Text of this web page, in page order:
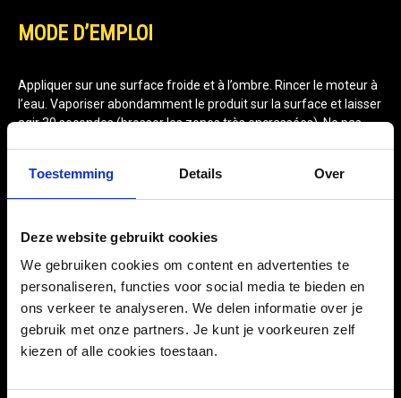
Toestemming Details Over
Deze website gebruikt cookies
We gebruiken cookies om content en advertenties te
personaliseren, functies voor social media te bieden en
ons verkeer te analyseren. We delen informatie over je
gebruik met onze partners. Je kunt je voorkeuren zelf
kiezen of alle cookies toestaan.
MODE D’EMPLOI
Appliquer sur une surface froide et à l’ombre. Rincer le moteur à
l’eau. Vaporiser abondamment le produit sur la surface et laisser
agir 30 secondes (brosser les zones très encrassées). Ne pas
l’Embelliseur Moteur Meguiar’s pour apporter à votre moteur
éclat et protection.
instructions du constructeur avant usage.
CARACTÉRISTIQUES